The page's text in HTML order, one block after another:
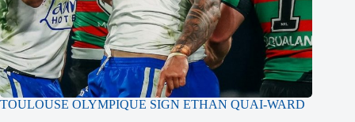
TOULOUSE OLYMPIQUE SIGN ETHAN QUAI-WARD